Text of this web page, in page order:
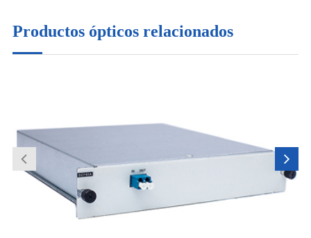
Productos ópticos relacionados